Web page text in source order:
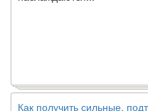
Как получить сильные,